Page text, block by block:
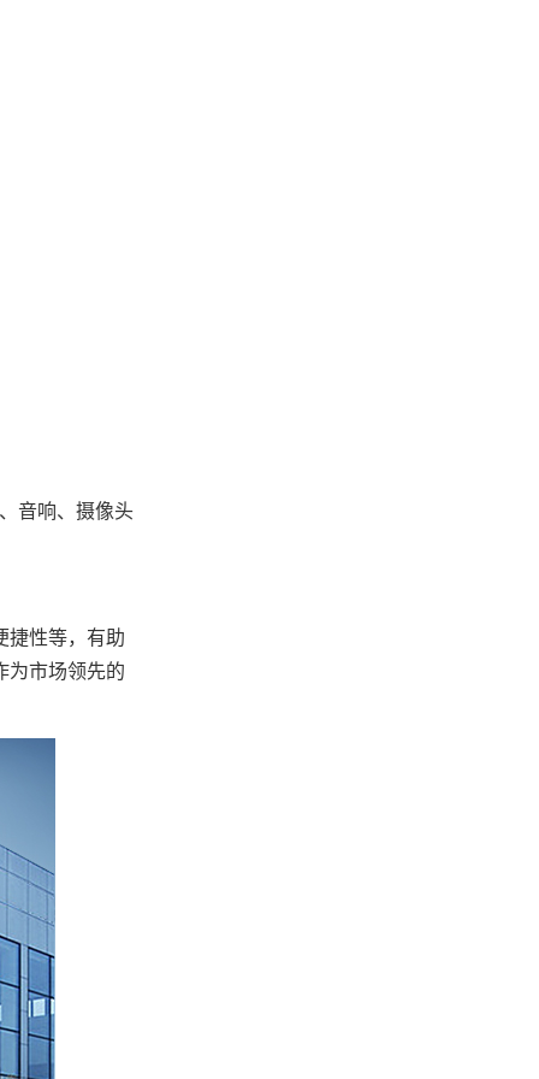
音响、摄像头
性等，有助
为市场领先的